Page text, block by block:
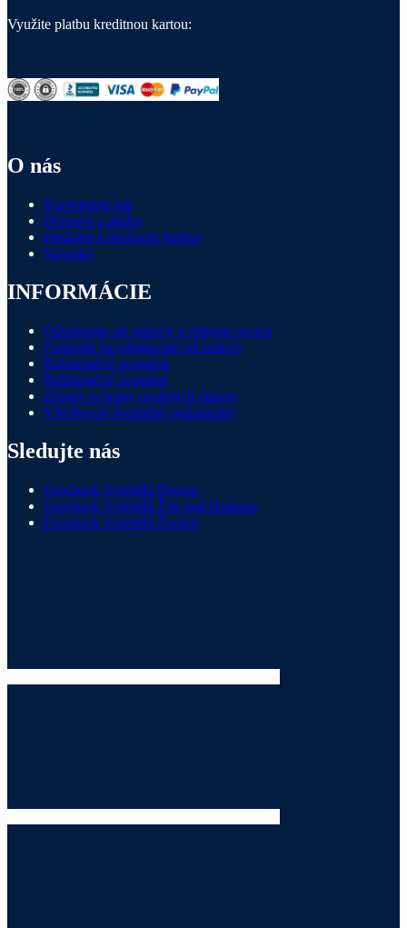
Využite platbu kreditnou kartou:
O nás
Kontaktujte nás
Doprava a platba
Predajne a otváracie hodiny
Novinky
INFORMÁCIE
Odstúpenie od zmluvy a vrátenie tovaru
Formulár na odstúpenie od zmluvy
Reklamačný poriadok
Reklamačný protokol
Zásady ochrany osobných údajov
Všeobecné obchodné podmienky
Sledujte nás
Facebook Svietidlá Brezno
Facebook Svietidlá Žiar nad Hronom
Facebook Svietidlá Zvolen